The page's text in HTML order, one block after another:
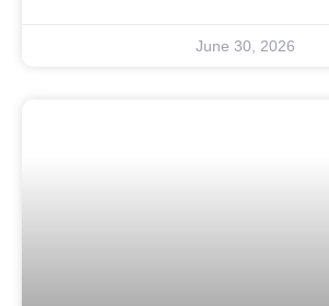
June 30, 2026